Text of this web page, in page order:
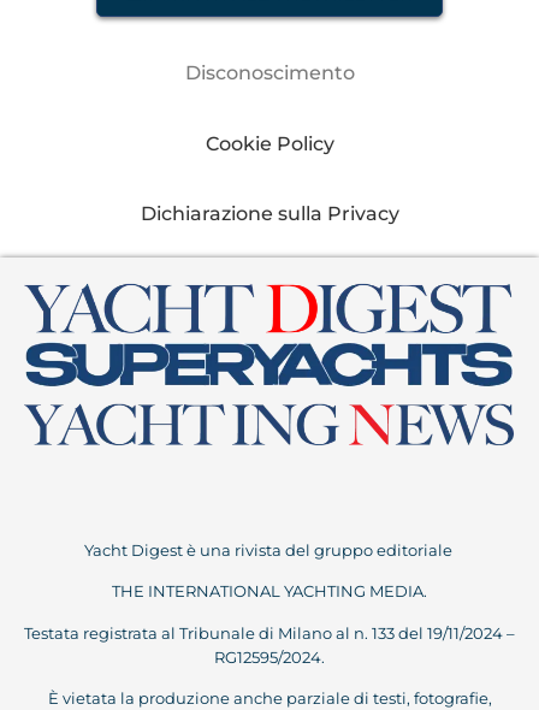
Disconoscimento
Cookie Policy
Dichiarazione sulla Privacy
Yacht Digest è una rivista del gruppo editoriale
THE INTERNATIONAL YACHTING MEDIA.
Testata registrata al Tribunale di Milano al n. 133 del 19/11/2024 –
RG12595/2024.
È vietata la produzione anche parziale di testi, fotografie,